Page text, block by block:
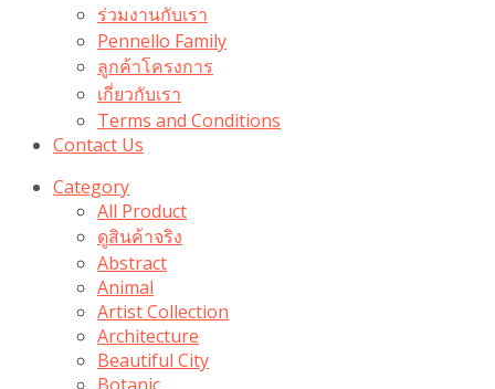
ร่วมงานกับเรา
Pennello Family
ลูกค้าโครงการ
เกี่ยวกับเรา
Terms and Conditions
Contact Us
Category
All Product
ดูสินค้าจริง
Abstract
Animal
Artist Collection
Architecture
Beautiful City
Botanic